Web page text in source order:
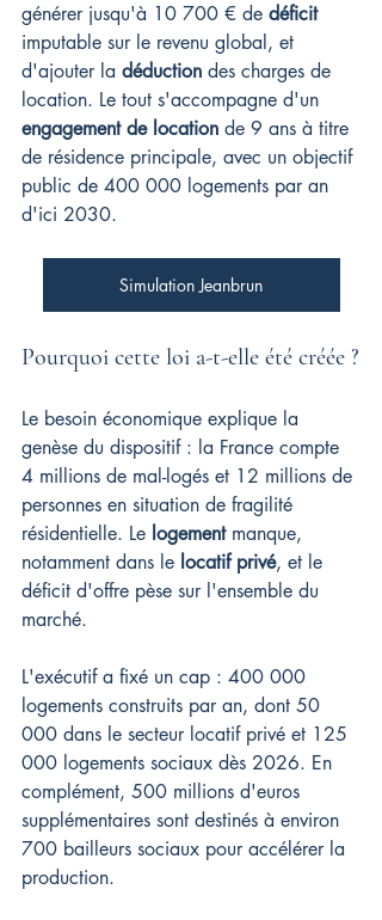
générer jusqu'à 10 700 € de déficit
imputable sur le revenu global, et
d'ajouter la déduction des charges de
location. Le tout s'accompagne d'un
engagement de location de 9 ans à titre
de résidence principale, avec un objectif
public de 400 000 logements par an
d'ici 2030.
Simulation Jeanbrun
Pourquoi cette loi a-t-elle été créée ?
Le besoin économique explique la
genèse du dispositif : la France compte
4 millions de mal-logés et 12 millions de
personnes en situation de fragilité
résidentielle. Le logement manque,
notamment dans le locatif privé, et le
déficit d'offre pèse sur l'ensemble du
marché.
L'exécutif a fixé un cap : 400 000
logements construits par an, dont 50
000 dans le secteur locatif privé et 125
000 logements sociaux dès 2026. En
complément, 500 millions d'euros
supplémentaires sont destinés à environ
700 bailleurs sociaux pour accélérer la
production.